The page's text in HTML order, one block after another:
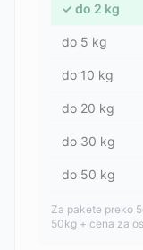
✓ do 2 kg
do 5 kg
do 10 kg
do 20 kg
do 30 kg
do 50 kg
Za pakete preko
50kg + cena za